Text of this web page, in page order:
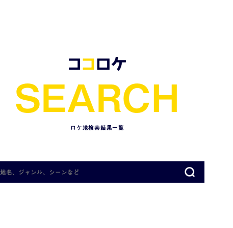
SEARCH
ロケ地検索結果一覧